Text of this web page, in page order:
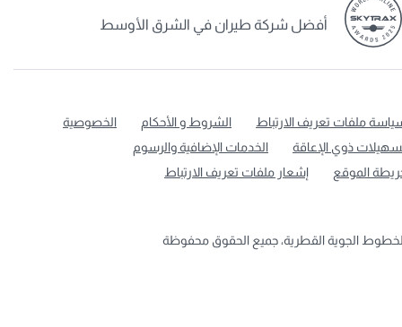
أفضل شركة طيران في الشرق الأوسط
ملفات تعريف الارتباط الشروط و الأحكام
الخصوصية
ذوي الإعاقة
الخدمات الإضافية والرسوم
الموقع
إشعار ملفات تعريف الارتباط
الجوية القطرية، جميع الحقوق محفوظة